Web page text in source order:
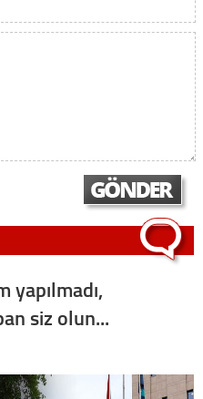
yapılmadı,
siz olun...